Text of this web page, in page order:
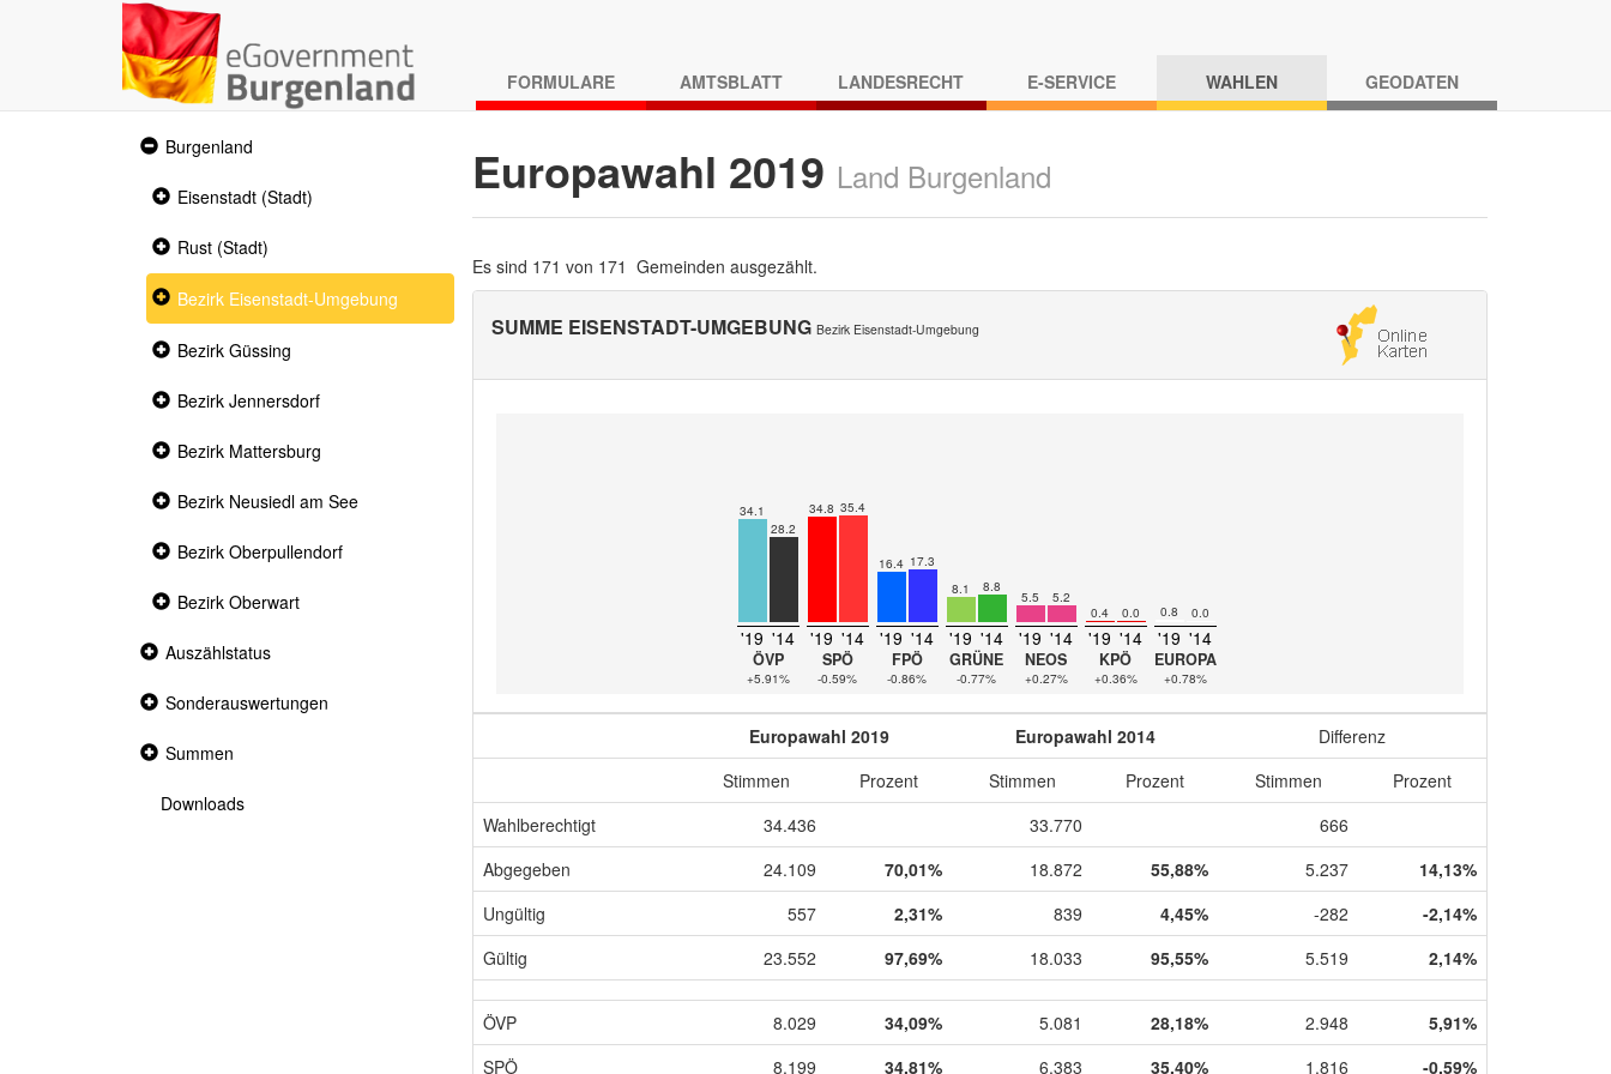
FORMULARE AMTSBLATT LANDESRECHT E-SERVICE WAHLEN GEODATEN
Expanded
section
Burgenland
Collapsed
Eisenstadt (Stadt)
Collapsed
section
Rust (Stadt)
Collapsed
section
Bezirk Eisenstadt-Umgebung
Collapsed
Bezirk Güssing
Collapsed
Bezirk Jennersdorf
Collapsed
Bezirk Mattersburg
Collapsed
Bezirk Neusiedl am See
Collapsed
Bezirk Oberpullendorf
Collapsed
Bezirk Oberwart
Collapsed
Auszählstatus
Collapsed
Sonderauswertungen
Collapsed
Summen
Downloads
Europawahl 2019 Land Burgenland
Es sind 171 von 171 Gemeinden ausgezählt.
SUMME EISENSTADT-UMGEBUNG Bezirk Eisenstadt-Umgebung
34.1
28.2
'19 '14
ÖVP
+5.91%
34.8 35.4
'19 '14
SPÖ
-0.59%
16.4 17.3
'19 '14
FPÖ
-0.86%
8.1 8.8
'19 '14
GRÜNE
-0.77%
5.5 5.2
'19 '14
NEOS
+0.27%
0.4 0.0
'19 '14
KPÖ
+0.36%
0.8 0.0
'19 '14
EUROPA
+0.78%
Europawahl 2019 Europawahl 2014
Differenz
Stimmen
Prozent Stimmen Prozent Stimmen
Prozent
Wahlberechtigt
34.436 33.770
666
Abgegeben
24.109 70,01% 18.872 55,88% 5.237
14,13%
Ungültig
557 2,31% 839 4,45% -282
-2,14%
Gültig
23.552 97,69% 18.033 95,55% 5.519 2,14%
ÖVP 8.029 34,09% 5.081 28,18% 2.948
5,91%
SPÖ
8.199 34,81% 6.383 35,40% 1.816 -0,59%